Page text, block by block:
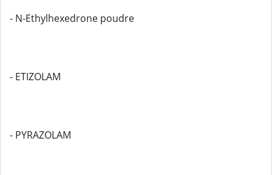
- N-Ethylhexedrone poudre
- ETIZOLAM
- PYRAZOLAM